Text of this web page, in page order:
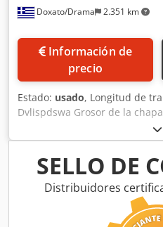
Doxato/Drama 2.351 km
Información de
precio
Estado: usado, Longitud de
Dvlispdswa Grosor de la
técnicas: * TRABAJO CON 3
RODILLO SUPERIOR Φ-500 *
LATERALES Φ-300 (CADA
IZQUIERDO-DERECHO *
* PREDOBLADO HIDRÁULICO
SELLO DE
Distribuidores